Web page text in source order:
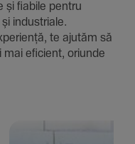
și fiabile pentru
și indus­triale.
te ajutăm să
mai eficient, oriunde